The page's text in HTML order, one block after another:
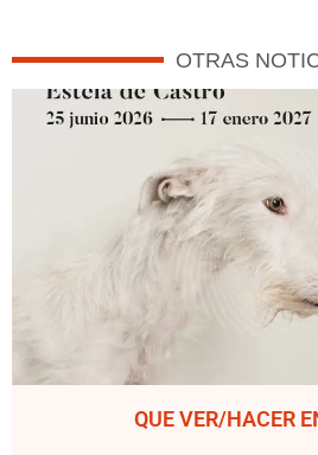
OTRAS
QUE VER/HACER